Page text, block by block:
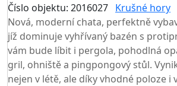
Číslo objektu: 2016027 Krušné hory
Nová, moderní chata, perfektně
jíž dominuje vyhřívaný bazén s
vám bude líbit i pergola, pohodlná
gril, ohniště a pingpongový stůl.
nejen v létě, ale díky vhodné poloze i